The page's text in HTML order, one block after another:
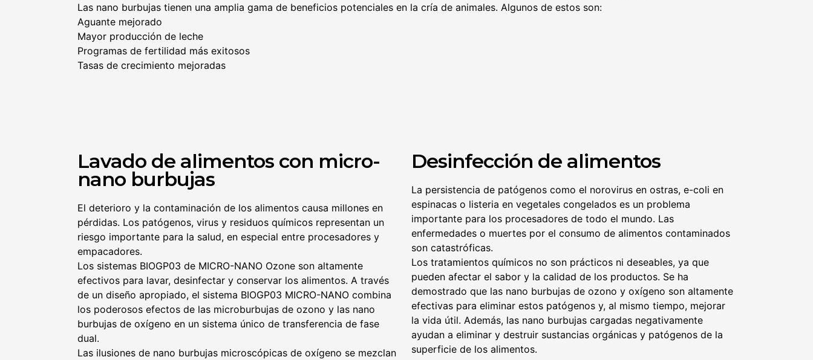
Las nano burbujas tienen una amplia gama de beneficios potenciales en la cría de animales. Algunos de estos son:
Aguante mejorado
Mayor producción de leche
Programas de fertilidad más exitosos
Tasas de crecimiento mejoradas
Lavado de alimentos con micro-
nano burbujas
El deterioro y la contaminación de los alimentos causa millones en
pérdidas. Los patógenos, virus y residuos químicos representan un
riesgo importante para la salud, en especial entre procesadores y
empacadores.
Los sistemas BIOGP03 de MICRO-NANO Ozone son altamente
efectivos para lavar, desinfectar y conservar los alimentos. A través
de un diseño apropiado, el sistema BIOGP03 MICRO-NANO combina
los poderosos efectos de las microburbujas de ozono y las nano
burbujas de oxígeno en un sistema único de transferencia de fase
dual.
Las ilusiones de nano burbujas microscópicas de oxígeno se mezclan
Desinfección de alimentos
La persistencia de patógenos como el norovirus en ostras, e-coli en
espinacas o listeria en vegetales congelados es un problema
importante para los procesadores de todo el mundo. Las
enfermedades o muertes por el consumo de alimentos contaminados
son catastróficas.
Los tratamientos químicos no son prácticos ni deseables, ya que
pueden afectar el sabor y la calidad de los productos. Se ha
demostrado que las nano burbujas de ozono y oxígeno son altamente
efectivas para eliminar estos patógenos y, al mismo tiempo, mejorar
la vida útil. Además, las nano burbujas cargadas negativamente
ayudan a eliminar y destruir sustancias orgánicas y patógenos de la
superficie de los alimentos.